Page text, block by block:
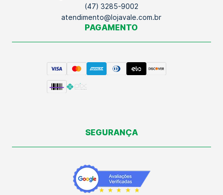
(47) 3285-9002
atendimento@lojavale.com.br
PAGAMENTO
SEGURANÇA